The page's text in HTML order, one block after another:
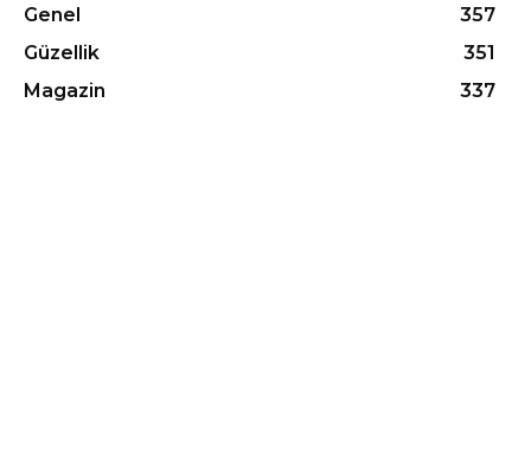
Genel
357
Güzellik
351
Magazin
337